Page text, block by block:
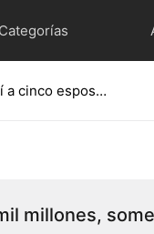
Categorías
Con mil millones, sometí a cinco esposos bestiales
millones,